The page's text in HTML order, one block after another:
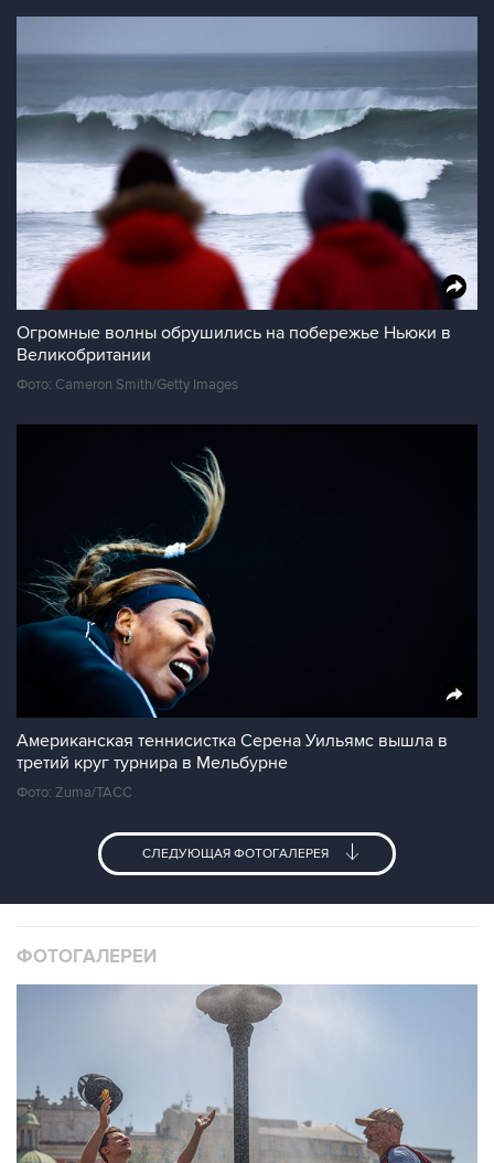
Огромные волны обрушились на побережье Ньюки в
Великобритании
Фото: Cameron Smith/Getty Images
Американская теннисистка Серена Уильямс вышла в
третий круг турнира в Мельбурне
Фото: Zuma/ТАСС
СЛЕДУЮЩАЯ ФОТОГАЛЕРЕЯ
ФОТОГАЛЕРЕИ